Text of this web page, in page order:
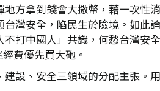
方拿到錢會大撒幣，藉一次性
灣安全，陷民生於險境。如此
打中國人」共識，何愁台灣安
費優先買大砲。
設、安全三領域的分配主張。